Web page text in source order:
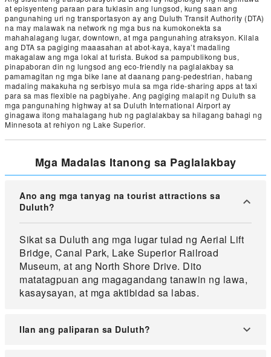
at episyenteng paraan para tuklasin ang lungsod, kung saan ang
pangunahing uri ng transportasyon ay ang Duluth Transit Authority (DTA)
na may malawak na network ng mga bus na kumokonekta sa
mahahalagang lugar, downtown, at mga pangunahing atraksyon. Kilala
ang DTA sa pagiging maaasahan at abot-kaya, kaya’t madaling
makagalaw ang mga lokal at turista. Bukod sa pampublikong bus,
pinapaboran din ng lungsod ang eco-friendly na paglalakbay sa
pamamagitan ng mga bike lane at daanang pang-pedestrian, habang
madaling makakuha ng serbisyo mula sa mga ride-sharing apps at taxi
para sa mas flexible na pagbiyahe. Ang pagiging malapit ng Duluth sa
mga pangunahing highway at sa Duluth International Airport ay
ginagawa itong mahalagang hub ng paglalakbay sa hilagang bahagi ng
Minnesota at rehiyon ng Lake Superior.
Mga Madalas Itanong sa Paglalakbay
Ano ang mga tanyag na tourist attractions sa
Duluth?
Sikat sa Duluth ang mga lugar tulad ng Aerial Lift
Bridge, Canal Park, Lake Superior Railroad
Museum, at ang North Shore Drive. Dito
matatagpuan ang magagandang tanawin ng lawa,
kasaysayan, at mga aktibidad sa labas.
Ilan ang paliparan sa Duluth?